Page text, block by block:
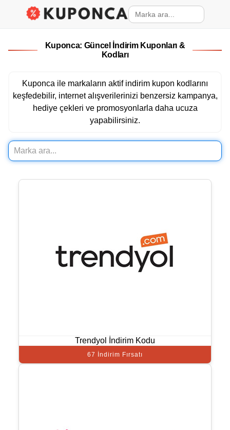
Kuponca: Güncel İndirim Kuponları &
Kodları
Kuponca ile markaların aktif indirim kupon kodlarını
keşfedebilir, internet alışverilerinizi benzersiz kampanya,
hediye çekleri ve promosyonlarla daha ucuza
yapabilirsiniz.
Trendyol İndirim Kodu
67 İndirim Fırsatı